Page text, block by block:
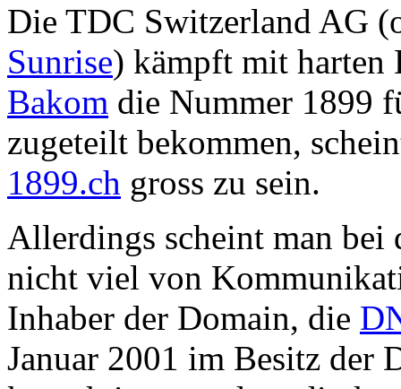
Die TDC Switzerland AG
Sunrise) kämpft mit harten
Bakom die Nummer 1899
zugeteilt bekommen,
1899.ch gross zu sein.
Allerdings scheint man
nicht viel von
Inhaber der Domain, die
Januar 2001 im Besitz der